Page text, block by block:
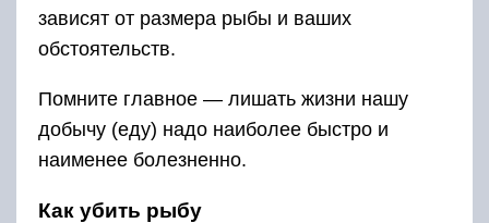
зависят от размера рыбы и ваших
обстоятельств.
Помните главное — лишать жизни нашу
добычу (еду) надо наиболее быстро и
наименее болезненно.
Как убить рыбу